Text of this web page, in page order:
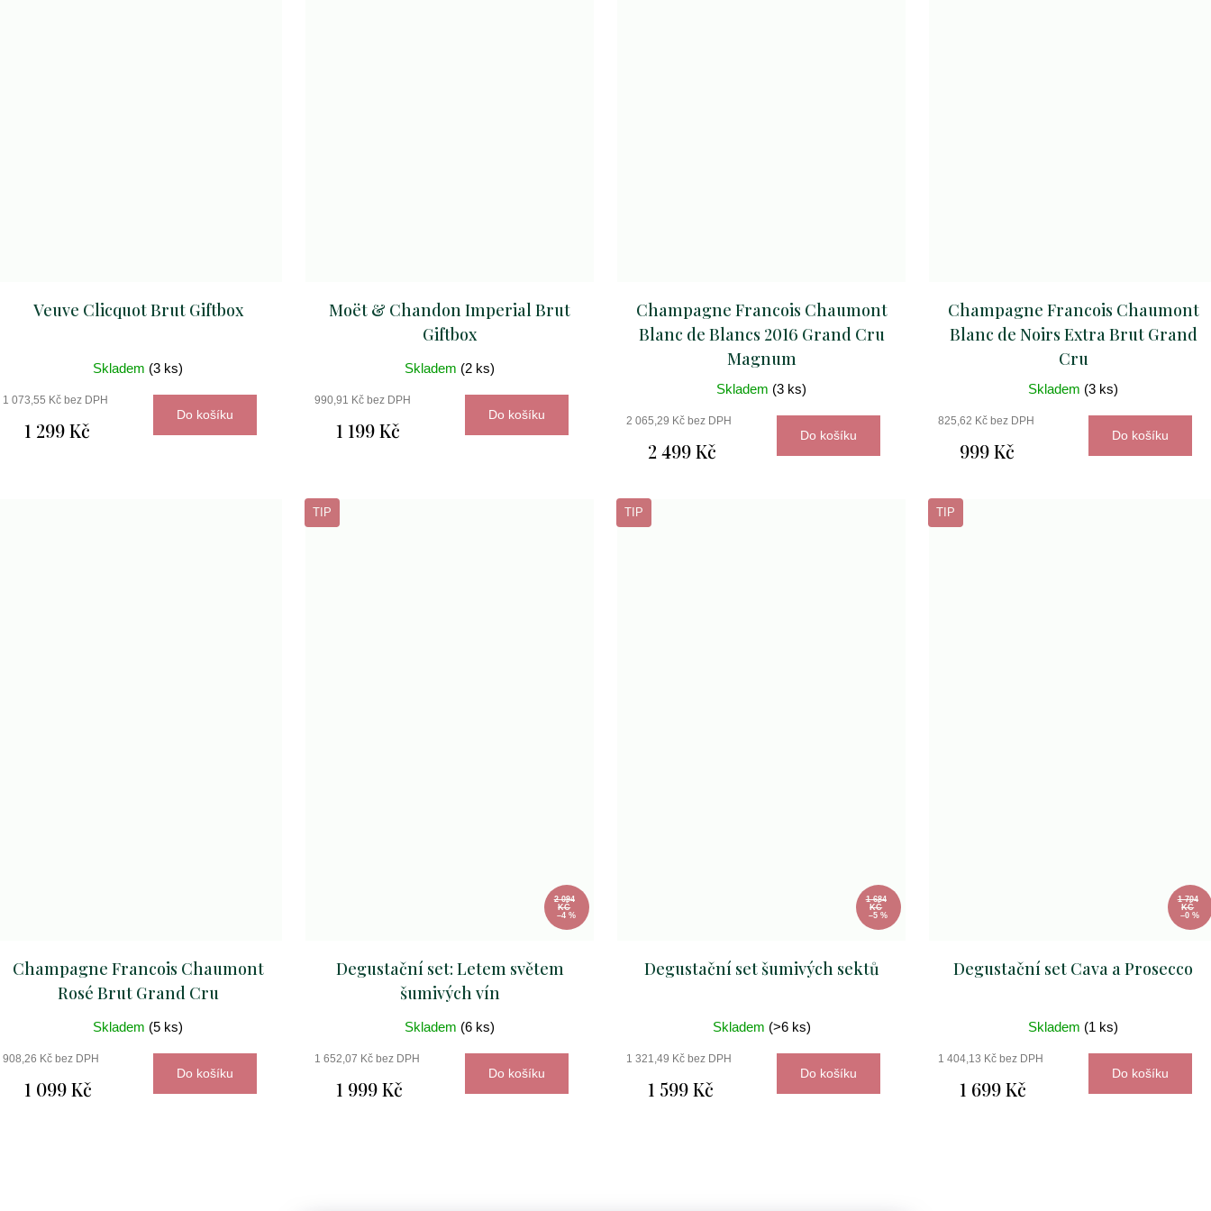
Veuve Clicquot Brut Giftbox
Skladem (3 ks)
1 073,55 Kč bez DPH
1 299 Kč
Do košíku
Moët & Chandon Imperial Brut
Giftbox
Skladem (2 ks)
990,91 Kč bez DPH
1 199 Kč
Do košíku
Champagne Francois Chaumont
Blanc de Blancs 2016 Grand Cru
Magnum
Skladem (3 ks)
2 065,29 Kč bez DPH
2 499 Kč
Do košíku
Champagne Francois Chaumont
Blanc de Noirs Extra Brut Grand
Cru
Skladem (3 ks)
825,62 Kč bez DPH
999 Kč
Do košíku
Champagne Francois Chaumont
Rosé Brut Grand Cru
Skladem (5 ks)
908,26 Kč bez DPH
1 099 Kč
Do košíku
TIP
2 094
KČ
–4 %
Degustační set: Letem světem
šumivých vín
Skladem (6 ks)
1 652,07 Kč bez DPH
1 999 Kč
Do košíku
TIP
1 684
KČ
–5 %
Degustační set šumivých sektů
Skladem (>6 ks)
1 321,49 Kč bez DPH
1 599 Kč
Do košíku
TIP
1 704
KČ
–0 %
Degustační set Cava a Prosecco
Skladem (1 ks)
1 404,13 Kč bez DPH
1 699 Kč
Do košíku